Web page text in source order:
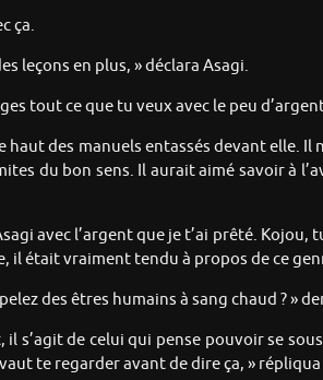
ça.
leçons en plus, » déclara Asagi.
tout ce que tu veux avec le peu
des manuels entassés devant elle.
du bon sens. Il aurait aimé savoir à
avec l’argent que je t’ai prêté.
il était vraiment tendu à propos de ce
des êtres humains à sang chaud ? »
s’agit de celui qui pense pouvoir se
te regarder avant de dire ça, » répliqua